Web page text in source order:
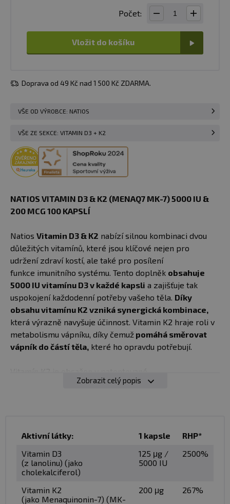
Počet:
Vložit do košíku
Doprava od 49 Kč nad 1 500 Kč ZDARMA.
VŠE OD VÝROBCE: NATIOS
VŠE ZE SEKCE: VITAMIN D3 + K2
NATIOS VITAMIN D3 & K2 (MENAQ7 MK-7) 5000 IU &
200 MCG 100 KAPSLÍ
Natios Vitamin D3 & K2 nabízí silnou kombinaci dvou
důležitých vitamínů, které jsou klíčové nejen pro
udržení zdraví kostí, ale také pro posílení
funkce imunitního systému. Tento doplněk obsahuje
5000 IU vitamínu D3 v každé kapsli a zajišťuje tak
uspokojení každodenní potřeby vašeho těla. Díky
obsahu vitamínu K2 vzniká synergická kombinace,
která výrazně navyšuje účinnost. Vitamin K2 hraje roli v
metabolismu vápníku, díky čemuž pomáhá směrovat
vápník do částí těla, které ho opravdu potřebují.
MenaQ7® MK-7,která zaručuje maximální kvalitu
vitaminu D3,čímž maximalizuje jeho biologickou
všech těchto výhod bez použití konzervačních látek,
plniv či jiných éček. Upřednostňuje kvalitu, čistotu a
Zobrazit celý popis
Aktivní látky: 1 kapsle
RHP*
Vitamin D3
(z lanolinu) (jako
cholekalciferol)
125 μg /
5000 IU
2500%
Vitamin K2
(jako Menaquinonin-7) (MK-
200 μg 267%